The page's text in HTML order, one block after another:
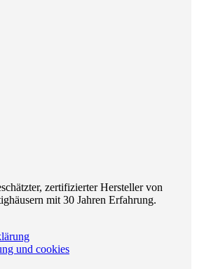
zertifizierter Hersteller von
mit 30 Jahren Erfahrung.
und cookies